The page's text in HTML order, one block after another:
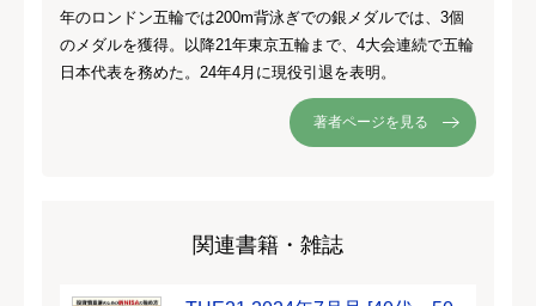
年のロンドン五輪では200m背泳ぎでの銀メダルでは、3個
のメダルを獲得。以降21年東京五輪まで、4大会連続で五輪
日本代表を務めた。24年4月に現役引退を表明。
著者ページを見る
関連書籍・雑誌